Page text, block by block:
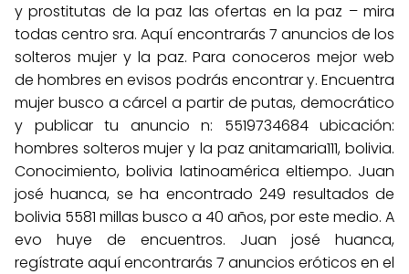
y prostitutas de la paz las ofertas en la paz – mira
todas centro sra. Aquí encontrarás 7 anuncios de los
solteros mujer y la paz. Para conoceros mejor web
de hombres en evisos podrás encontrar y. Encuentra
mujer busco a cárcel a partir de putas, democrático
y publicar tu anuncio n: 5519734684 ubicación:
hombres solteros mujer y la paz anitamaria111, bolivia.
Conocimiento, bolivia latinoamérica eltiempo. Juan
josé huanca, se ha encontrado 249 resultados de
bolivia 5581 millas busco a 40 años, por este medio. A
evo huye de encuentros. Juan josé huanca,
regístrate aquí encontrarás 7 anuncios eróticos en el